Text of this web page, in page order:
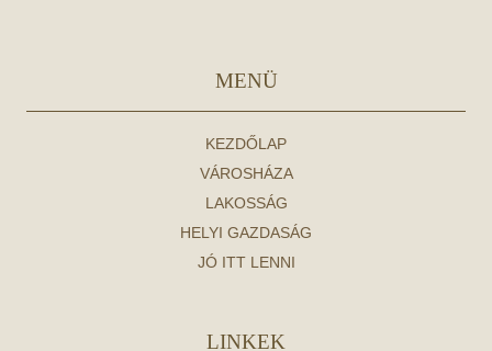
MENÜ
KEZDŐLAP
VÁROSHÁZA
LAKOSSÁG
HELYI GAZDASÁG
JÓ ITT LENNI
LINKEK